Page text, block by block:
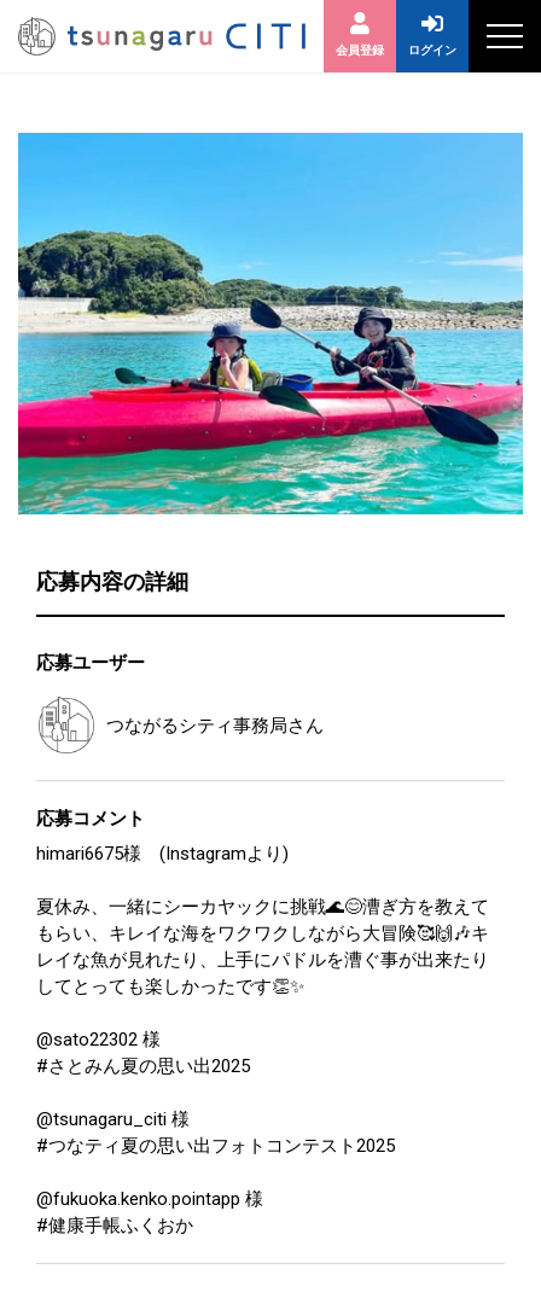
会員登録 ログイン
応募内容の詳細
応募ユーザー
つながるシティ事務局さん
応募コメント
himari6675様 (Instagramより)
夏休み、一緒にシーカヤックに挑戦🌊😊漕ぎ方を教えて
もらい、キレイな海をワクワクしながら大冒険🥰🙌🎶キ
レイな魚が見れたり、上手にパドルを漕ぐ事が出来たり
してとっても楽しかったです👏✨
@sato22302 様
#さとみん夏の思い出2025
@tsunagaru_citi 様
#つなティ夏の思い出フォトコンテスト2025
@fukuoka.kenko.pointapp 様
#健康手帳ふくおか